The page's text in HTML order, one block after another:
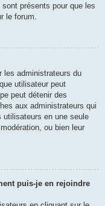
présents pour que les
le forum.
les administrateurs du
utilisateur peut
peut détenir des
aux administrateurs qui
utilisateurs en une seule
ou bien leur
puis-je en rejoindre